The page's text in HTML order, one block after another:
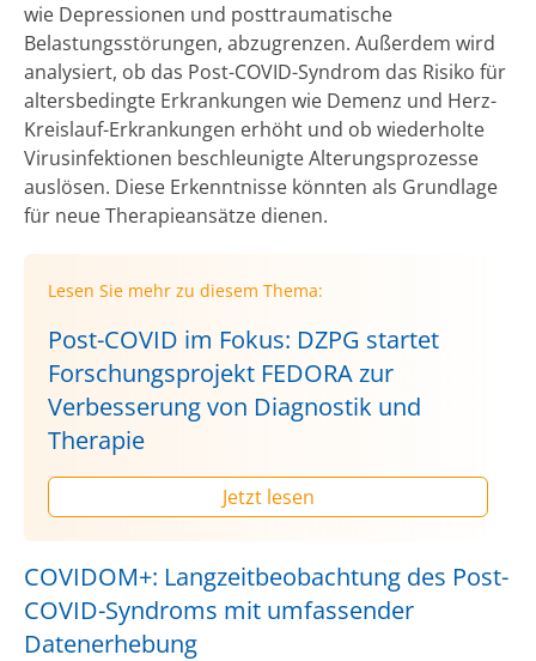
wie Depressionen und posttraumatische
Belastungsstörungen, abzugrenzen. Außerdem wird
analysiert, ob das Post-COVID-Syndrom das Risiko für
altersbedingte Erkrankungen wie Demenz und Herz-
Kreislauf-Erkrankungen erhöht und ob wiederholte
Virusinfektionen beschleunigte Alterungsprozesse
auslösen. Diese Erkenntnisse könnten als Grundlage
für neue Therapieansätze dienen.
Lesen Sie mehr zu diesem Thema:
Post-COVID im Fokus: DZPG startet
Forschungsprojekt FEDORA zur
Verbesserung von Diagnostik und
Therapie
Jetzt lesen
COVIDOM+: Langzeitbeobachtung des Post-
COVID-Syndroms mit umfassender
Datenerhebung